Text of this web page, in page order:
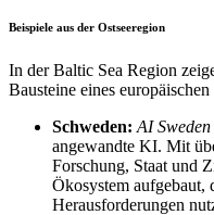
Beispiele aus der Ostseeregion
In der Baltic Sea Region
Bausteine eines
Schweden: AI Sweden
angewandte KI. Mit
Forschung, Staat und
Ökosystem aufgebaut,
Herausforderungen